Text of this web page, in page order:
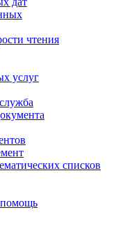
чтения
услуг
списков
помощь